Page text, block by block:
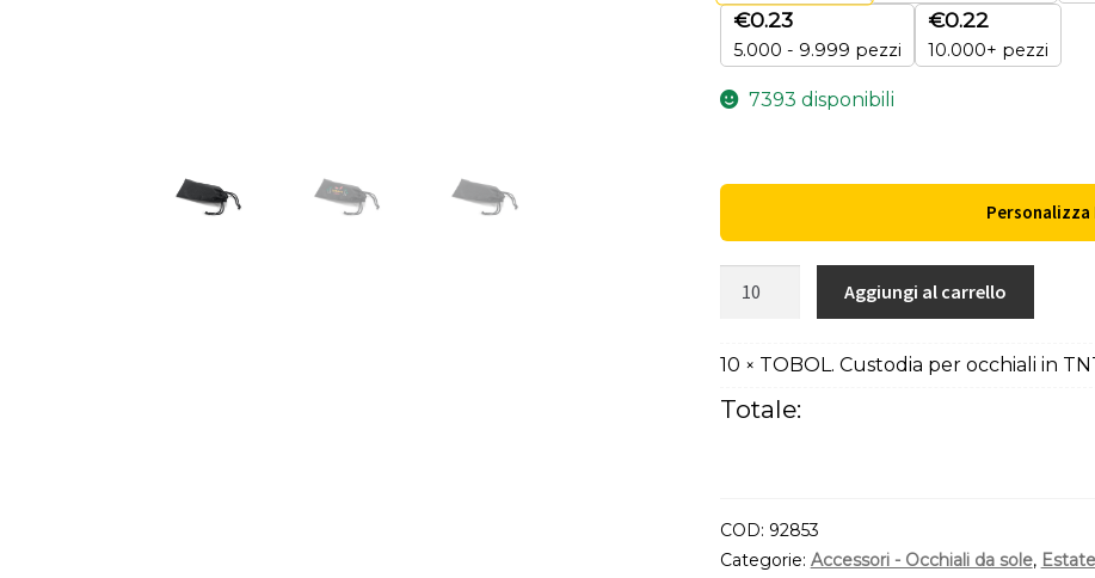
€0.23
5.000 - 9.999 pezzi
€0.22
10.000+ pezzi
7393 disponibili
occhiali
in
quantità
Aggiungi al carrello
10 × TOBOL. Custodia per occhiali in
Totale:
COD: 92853
Categorie: Accessori - Occhiali da sole, Estate